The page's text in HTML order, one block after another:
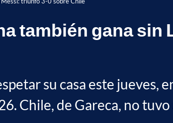
también gana
su casa este jueves,
Chile, de Gareca, no